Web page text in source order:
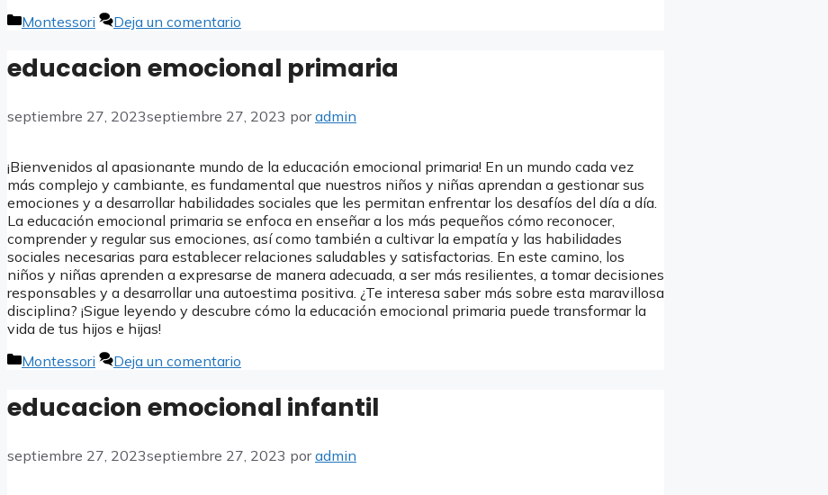
Categorías
Montessori Deja un comentario
educacion emocional primaria
septiembre 27, 2023septiembre 27, 2023 poradmin
¡Bienvenidos al apasionante mundo de la educación emocional primaria! En un mundo cada vez
más complejo y cambiante, es fundamental que nuestros niños y niñas aprendan a gestionar sus
emociones y a desarrollar habilidades sociales que les permitan enfrentar los desafíos del día a día.
La educación emocional primaria se enfoca en enseñar a los más pequeños cómo reconocer,
comprender y regular sus emociones, así como también a cultivar la empatía y las habilidades
sociales necesarias para establecer relaciones saludables y satisfactorias. En este camino, los
niños y niñas aprenden a expresarse de manera adecuada, a ser más resilientes, a tomar decisiones
responsables y a desarrollar una autoestima positiva. ¿Te interesa saber más sobre esta maravillosa
disciplina? ¡Sigue leyendo y descubre cómo la educación emocional primaria puede transformar la
vida de tus hijos e hijas!
Categorías
Montessori Deja un comentario
educacion emocional infantil
septiembre 27, 2023septiembre 27, 2023 poradmin